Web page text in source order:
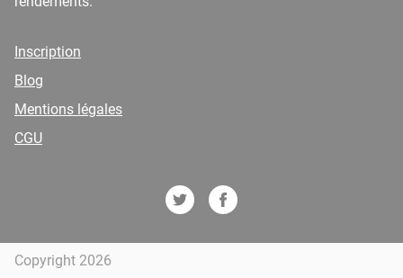
Inscription
Blog
Mentions légales
CGU
Copyright 2026